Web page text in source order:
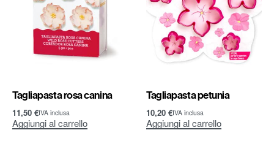
Tagliapasta rosa canina
11,50 €IVA inclusa
Aggiungi al carrello
Tagliapasta petunia
10,20 €IVA inclusa
Aggiungi al carrello